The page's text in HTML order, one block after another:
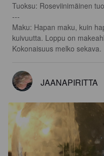
Tuoksu: Roseviinimäinen
---
Maku: Hapan maku, kuin
kuivuutta. Loppu on
Kokonaisuus melko sekava.
JAANAPIRITTA